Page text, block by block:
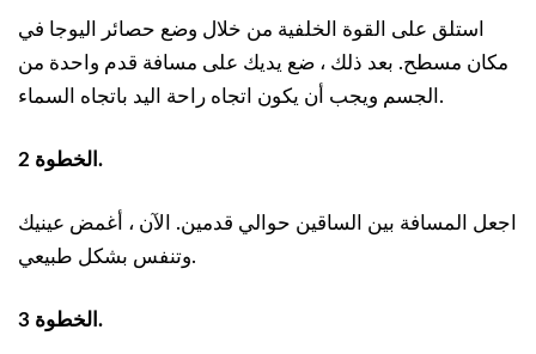
استلق على القوة الخلفية من خلال وضع حصائر اليوجا في
مكان مسطح. بعد ذلك ، ضع يديك على مسافة قدم واحدة من
الجسم ويجب أن يكون اتجاه راحة اليد باتجاه السماء.
الخطوة 2.
اجعل المسافة بين الساقين حوالي قدمين. الآن ، أغمض عينيك
وتنفس بشكل طبيعي.
الخطوة 3.